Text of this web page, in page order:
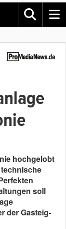
hochgelobt
soll
der Gasteig-